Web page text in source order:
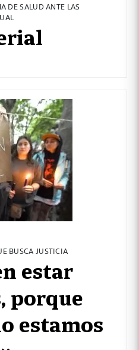
DE SALUD ANTE LAS
BUSCA JUSTICIA
estar
porque
estamos